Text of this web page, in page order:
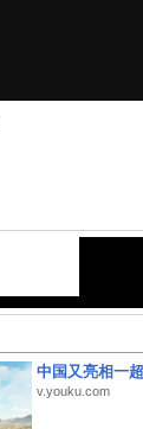
中国又亮相一
v.youku.com